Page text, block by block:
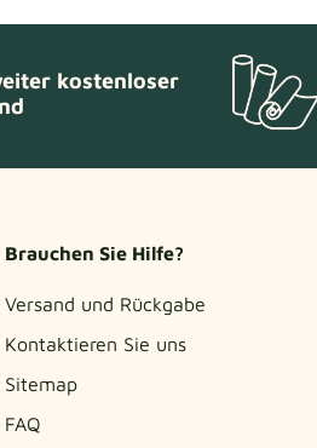
kostenloser
Brauchen Sie Hilfe?
Versand und Rückgabe
Kontaktieren Sie uns
Sitemap
FAQ